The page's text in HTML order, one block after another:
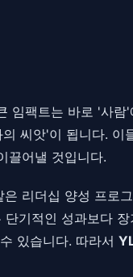
임팩트는 바로 '사람
씨앗'이 됩니다. 이
끌어낼 것입니다.
리더십 양성 프로
기적인 성과보다
있습니다. 따라서